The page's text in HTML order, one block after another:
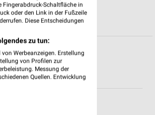
um Amberg
Fingerabdruck-Schaltfläche in
oder den Link in der Fußzeile
Diese Entscheidungen
zu tun:
Werbeanzeigen. Erstellung
von Profilen zur
Messung der
Quellen. Entwicklung